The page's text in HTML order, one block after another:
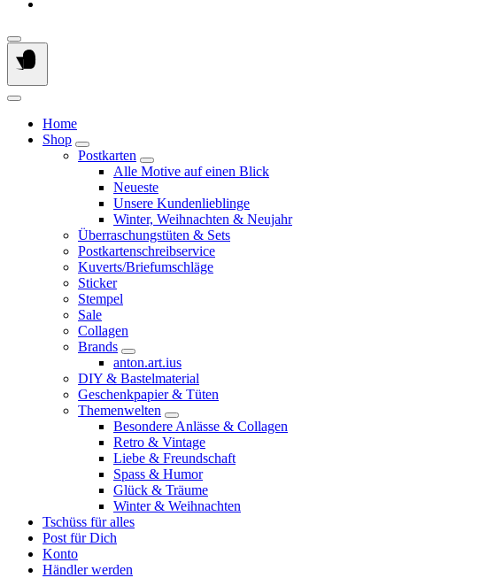
Home
Shop
Postkarten
Alle Motive auf einen Blick
Neueste
Unsere Kundenlieblinge
Winter, Weihnachten & Neujahr
Überraschungstüten & Sets
Postkartenschreibservice
Kuverts/Briefumschläge
Sticker
Stempel
Sale
Collagen
Brands
anton.art.ius
DIY & Bastelmaterial
Geschenkpapier & Tüten
Themenwelten
Besondere Anlässe & Collagen
Retro & Vintage
Liebe & Freundschaft
Spass & Humor
Glück & Träume
Winter & Weihnachten
Tschüss für alles
Post für Dich
Konto
Händler werden